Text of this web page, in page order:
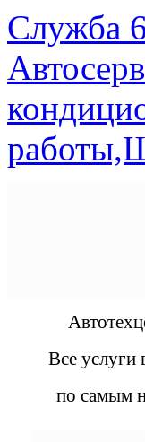
Служба
Все услуги
по самым